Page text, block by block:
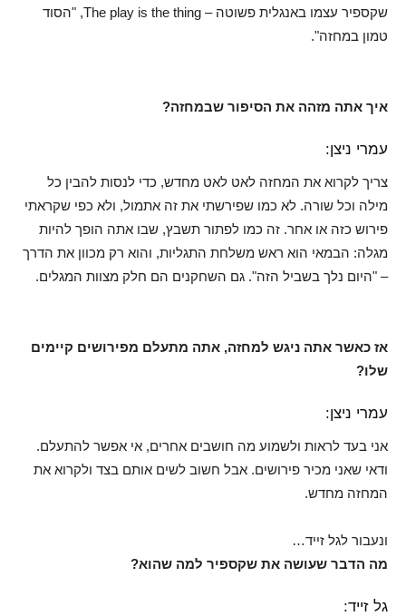
שקספיר עצמו באנגלית פשוטה – The play is the thing, "הסוד
טמון במחזה".
איך אתה מזהה את הסיפור שבמחזה?
עמרי ניצן:
צריך לקרוא את המחזה לאט לאט מחדש, כדי לנסות להבין כל
מילה וכל שורה. לא כמו שפירשתי את זה אתמול, ולא כפי שקראתי
פירוש כזה או אחר. זה כמו לפתור תשבץ, שבו אתה הופך להיות
מגלה: הבמאי הוא ראש משלחת התגליות, והוא רק מכוון את הדרך
– "היום נלך בשביל הזה". גם השחקנים הם חלק מצוות המגלים.
אז כאשר אתה ניגש למחזה, אתה מתעלם מפירושים קיימים
שלו?
עמרי ניצן:
אני בעד לראות ולשמוע מה חושבים אחרים, אי אפשר להתעלם.
ודאי שאני מכיר פירושים. אבל חשוב לשים אותם בצד ולקרוא את
המחזה מחדש.
ונעבור לגל זייד…
מה הדבר שעושה את שקספיר למה שהוא?
גל זייד: